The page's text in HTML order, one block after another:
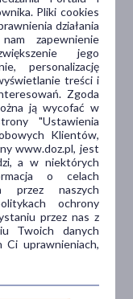
Pliki cookies
działania
zapewnienie
jego
personalizację
treści i
Zgoda
ją wycofać w
"Ustawienia
Klientów,
www.doz.pl, jest
a w niektórych
o celach
przez naszych
ochrony
przez nas z
Twoich danych
Ci uprawnieniach,